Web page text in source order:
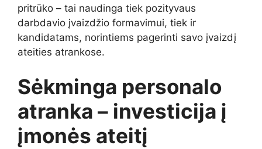
pritrūko – tai naudinga tiek pozityvaus
darbdavio įvaizdžio formavimui, tiek ir
kandidatams, norintiems pagerinti savo įvaizdį
ateities atrankose.
Sėkminga personalo
atranka – investicija į
įmonės ateitį